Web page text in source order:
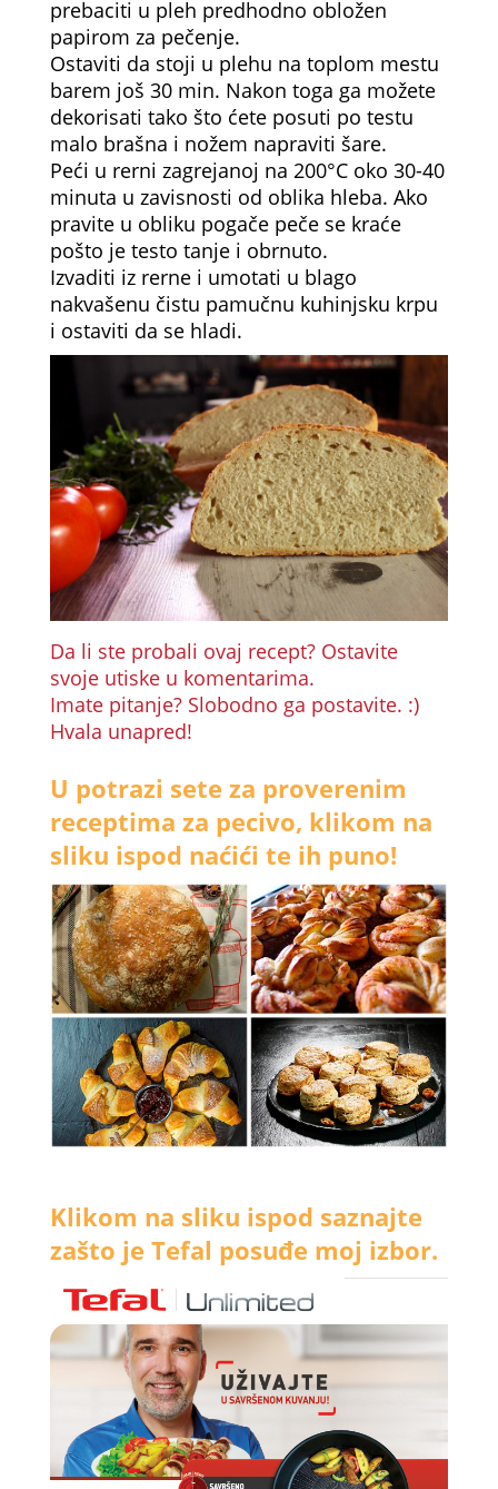
prebaciti u pleh predhodno obložen
papirom za pečenje.
Ostaviti da stoji u plehu na toplom mestu
barem još 30 min. Nakon toga ga možete
dekorisati tako što ćete posuti po testu
malo brašna i nožem napraviti šare.
Peći u rerni zagrejanoj na 200°C oko 30-40
minuta u zavisnosti od oblika hleba. Ako
pravite u obliku pogače peče se kraće
pošto je testo tanje i obrnuto.
Izvaditi iz rerne i umotati u blago
nakvašenu čistu pamučnu kuhinjsku krpu
i ostaviti da se hladi.
Da li ste probali ovaj recept? Ostavite
svoje utiske u komentarima.
Imate pitanje? Slobodno ga postavite. :)
Hvala unapred!
U potrazi sete za proverenim
receptima za pecivo, klikom na
sliku ispod naćići te ih puno!
Klikom na sliku ispod saznajte
zašto je Tefal posuđe moj izbor.